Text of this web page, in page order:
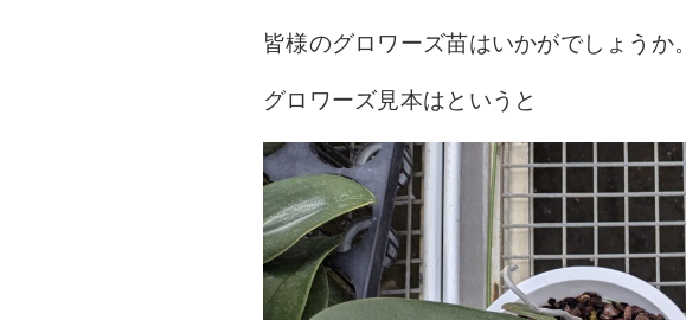
皆様のグロワーズ苗はいかがでしょうか。
グロワーズ見本はというと